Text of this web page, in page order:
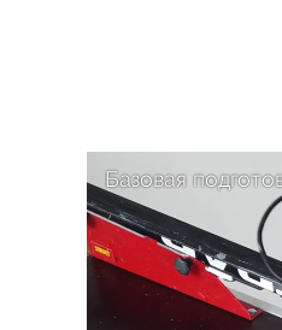
Базовая